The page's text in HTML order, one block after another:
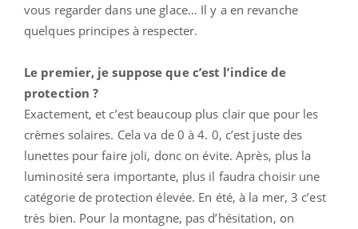
vous regarder dans une glace… Il y a en revanche
quelques principes à respecter.
Le premier, je suppose que c’est l’indice de
protection ?
Exactement, et c’est beaucoup plus clair que pour les
crèmes solaires. Cela va de 0 à 4. 0, c’est juste des
lunettes pour faire joli, donc on évite. Après, plus la
luminosité sera importante, plus il faudra choisir une
catégorie de protection élevée. En été, à la mer, 3 c’est
très bien. Pour la montagne, pas d’hésitation, on